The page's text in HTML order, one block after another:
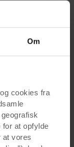
Om
cookies fra
for at opfylde
at vores
akustik
rolle. Og